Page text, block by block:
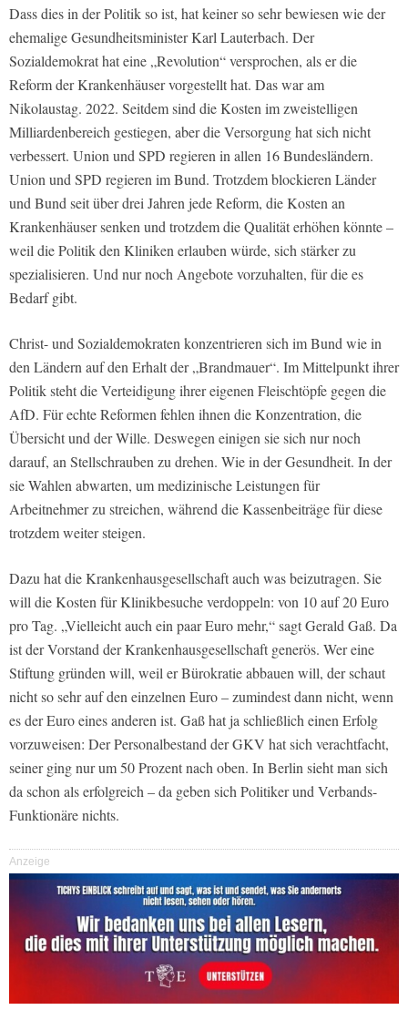
Dass dies in der Politik so ist, hat keiner so sehr bewiesen wie der
ehemalige Gesundheitsminister Karl Lauterbach. Der
Sozialdemokrat hat eine „Revolution“ versprochen, als er die
Reform der Krankenhäuser vorgestellt hat. Das war am
Nikolaustag. 2022. Seitdem sind die Kosten im zweistelligen
Milliardenbereich gestiegen, aber die Versorgung hat sich nicht
verbessert. Union und SPD regieren in allen 16 Bundesländern.
Union und SPD regieren im Bund. Trotzdem blockieren Länder
und Bund seit über drei Jahren jede Reform, die Kosten an
Krankenhäuser senken und trotzdem die Qualität erhöhen könnte –
weil die Politik den Kliniken erlauben würde, sich stärker zu
spezialisieren. Und nur noch Angebote vorzuhalten, für die es
Bedarf gibt.
Christ- und Sozialdemokraten konzentrieren sich im Bund wie in
den Ländern auf den Erhalt der „Brandmauer“. Im Mittelpunkt ihrer
Politik steht die Verteidigung ihrer eigenen Fleischtöpfe gegen die
AfD. Für echte Reformen fehlen ihnen die Konzentration, die
Übersicht und der Wille. Deswegen einigen sie sich nur noch
darauf, an Stellschrauben zu drehen. Wie in der Gesundheit. In der
sie Wahlen abwarten, um medizinische Leistungen für
Arbeitnehmer zu streichen, während die Kassenbeiträge für diese
trotzdem weiter steigen.
Dazu hat die Krankenhausgesellschaft auch was beizutragen. Sie
will die Kosten für Klinikbesuche verdoppeln: von 10 auf 20 Euro
pro Tag. „Vielleicht auch ein paar Euro mehr,“ sagt Gerald Gaß. Da
ist der Vorstand der Krankenhausgesellschaft generös. Wer eine
Stiftung gründen will, weil er Bürokratie abbauen will, der schaut
nicht so sehr auf den einzelnen Euro – zumindest dann nicht, wenn
es der Euro eines anderen ist. Gaß hat ja schließlich einen Erfolg
vorzuweisen: Der Personalbestand der GKV hat sich verachtfacht,
seiner ging nur um 50 Prozent nach oben. In Berlin sieht man sich
da schon als erfolgreich – da geben sich Politiker und Verbands-
Funktionäre nichts.
Anzeige